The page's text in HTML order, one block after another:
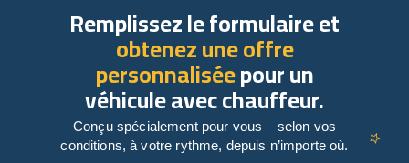
Remplissez le formulaire et
obtenez une offre
personnaliséepour un
véhicule avec chauffeur.
Conçu spécialement pour vous – selon vos
conditions, à votre rythme, depuis n’importe où.